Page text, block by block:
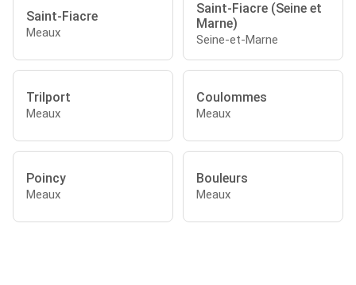
Saint-Fiacre
Meaux
Saint-Fiacre (Seine et
Marne)
Seine-et-Marne
Trilport
Meaux
Coulommes
Meaux
Poincy
Meaux
Bouleurs
Meaux